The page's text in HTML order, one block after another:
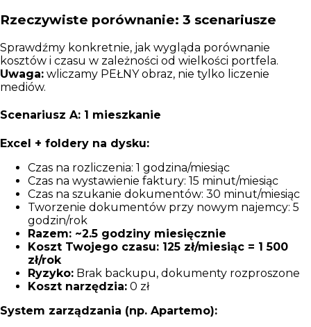
Rzeczywiste porównanie: 3 scenariusze
Sprawdźmy konkretnie, jak wygląda porównanie
kosztów i czasu w zależności od wielkości portfela.
Uwaga: wliczamy PEŁNY obraz, nie tylko liczenie
mediów.
Scenariusz A: 1 mieszkanie
Excel + foldery na dysku:
Czas na rozliczenia: 1 godzina/miesiąc
Czas na wystawienie faktury: 15 minut/miesiąc
Czas na szukanie dokumentów: 30 minut/miesiąc
Tworzenie dokumentów przy nowym najemcy: 5
godzin/rok
Razem: ~2.5 godziny miesięcznie
Koszt Twojego czasu: 125 zł/miesiąc = 1 500
zł/rok
Ryzyko: Brak backupu, dokumenty rozproszone
Koszt narzędzia: 0 zł
System zarządzania (np. Apartemo):